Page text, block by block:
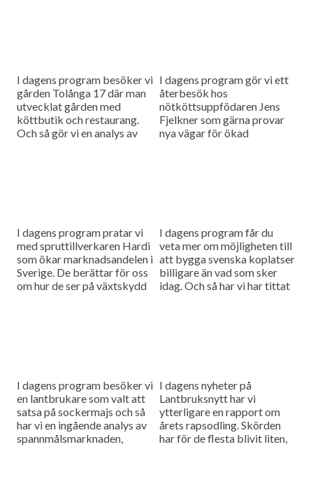
I dagens program besöker vi
gården Tolånga 17 där man
utvecklat gården med
köttbutik och restaurang.
Och så gör vi en analys av
I dagens program gör vi ett
återbesök hos
nötköttsuppfödaren Jens
Fjelkner som gärna provar
nya vägar för ökad
I dagens program pratar vi
med spruttillverkaren Hardi
som ökar marknadsandelen i
Sverige. De berättar för oss
om hur de ser på växtskydd
I dagens program får du
veta mer om möjligheten till
att bygga svenska koplatser
billigare än vad som sker
idag. Och så har vi har tittat
I dagens program besöker vi
en lantbrukare som valt att
satsa på sockermajs och så
har vi en ingående analys av
spannmålsmarknaden,
I dagens nyheter på
Lantbruksnytt har vi
ytterligare en rapport om
årets rapsodling. Skörden
har för de flesta blivit liten,